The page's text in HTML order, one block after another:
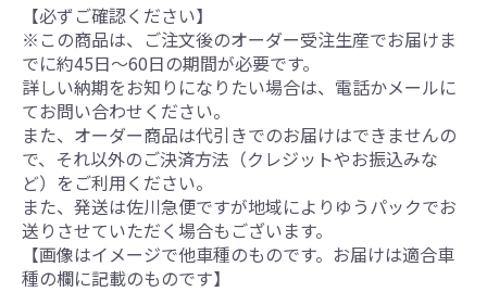
【必ずご確認ください】
※この商品は、ご注文後のオーダー受注生産でお届けま
でに約45日～60日の期間が必要です。
詳しい納期をお知りになりたい場合は、電話かメールに
てお問い合わせください。
また、オーダー商品は代引きでのお届けはできませんの
で、それ以外のご決済方法（クレジットやお振込みな
ど）をご利用ください。
また、発送は佐川急便ですが地域によりゆうパックでお
送りさせていただく場合もございます。
【画像はイメージで他車種のものです。お届けは適合車
種の欄に記載のものです】